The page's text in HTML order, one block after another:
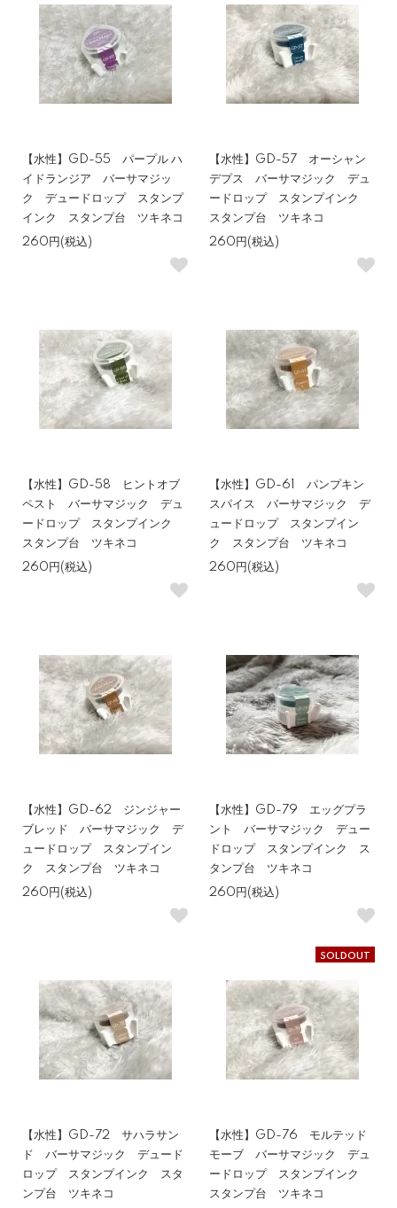
【水性】GD-55 パープル ハ
イドランジア バーサマジッ
ク デュードロップ スタンプ
インク スタンプ台 ツキネコ
260円(税込)
【水性】GD-57 オーシャン
デプス バーサマジック デュ
ードロップ スタンプインク
スタンプ台 ツキネコ
260円(税込)
【水性】GD-58 ヒントオブ
ペスト バーサマジック デュ
ードロップ スタンプインク
スタンプ台 ツキネコ
260円(税込)
【水性】GD-61 パンプキン
スパイス バーサマジック デ
ュードロップ スタンプイン
ク スタンプ台 ツキネコ
260円(税込)
【水性】GD-62 ジンジャー
ブレッド バーサマジック デ
ュードロップ スタンプイン
ク スタンプ台 ツキネコ
260円(税込)
【水性】GD-79 エッグプラ
ント バーサマジック デュー
ドロップ スタンプインク ス
タンプ台 ツキネコ
260円(税込)
【水性】GD-72 サハラサン
ド バーサマジック デュード
ロップ スタンプインク スタ
ンプ台 ツキネコ
SOLDOUT
【水性】GD-76 モルテッド
モーブ バーサマジック デュ
ードロップ スタンプインク
スタンプ台 ツキネコ